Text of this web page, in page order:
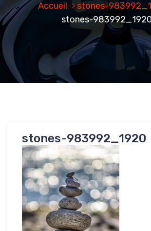
Accueil
stones-
stones-983992_1920
stones-983992_1920